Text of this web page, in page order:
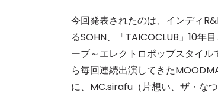
今回発表されたのは、インディ
るSOHN、「TAICOCLUB」10
ーブ～エレクトロポップスタイ
ら毎回連続出演してきた
に、MC.sirafu（片想い、ザ・な